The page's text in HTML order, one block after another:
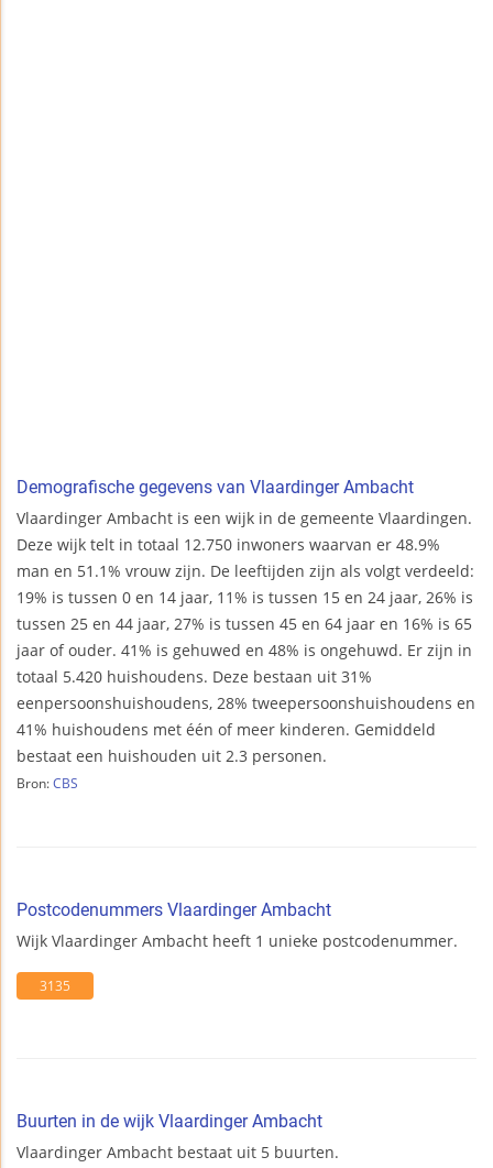
Demografische gegevens van Vlaardinger Ambacht
Vlaardinger Ambacht is een wijk in de gemeente Vlaardingen.
Deze wijk telt in totaal 12.750 inwoners waarvan er 48.9%
man en 51.1% vrouw zijn. De leeftijden zijn als volgt verdeeld:
19% is tussen 0 en 14 jaar, 11% is tussen 15 en 24 jaar, 26% is
tussen 25 en 44 jaar, 27% is tussen 45 en 64 jaar en 16% is 65
jaar of ouder. 41% is gehuwed en 48% is ongehuwd. Er zijn in
totaal 5.420 huishoudens. Deze bestaan uit 31%
eenpersoonshuishoudens, 28% tweepersoonshuishoudens en
41% huishoudens met één of meer kinderen. Gemiddeld
bestaat een huishouden uit 2.3 personen.
Bron: CBS
Postcodenummers Vlaardinger Ambacht
Wijk Vlaardinger Ambacht heeft 1 unieke postcodenummer.
3135
Buurten in de wijk Vlaardinger Ambacht
Vlaardinger Ambacht bestaat uit 5 buurten.